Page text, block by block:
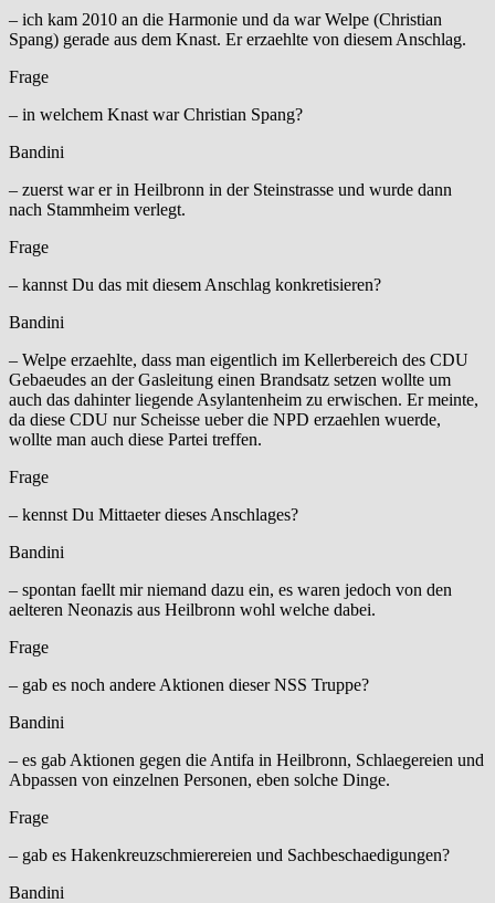
– ich kam 2010 an die Harmonie und da war Welpe (Christian
Spang) gerade aus dem Knast. Er erzaehlte von diesem Anschlag.
Frage
– in welchem Knast war Christian Spang?
Bandini
– zuerst war er in Heilbronn in der Steinstrasse und wurde dann
nach Stammheim verlegt.
Frage
– kannst Du das mit diesem Anschlag konkretisieren?
Bandini
– Welpe erzaehlte, dass man eigentlich im Kellerbereich des CDU
Gebaeudes an der Gasleitung einen Brandsatz setzen wollte um
auch das dahinter liegende Asylantenheim zu erwischen. Er meinte,
da diese CDU nur Scheisse ueber die NPD erzaehlen wuerde,
wollte man auch diese Partei treffen.
Frage
– kennst Du Mittaeter dieses Anschlages?
Bandini
– spontan faellt mir niemand dazu ein, es waren jedoch von den
aelteren Neonazis aus Heilbronn wohl welche dabei.
Frage
– gab es noch andere Aktionen dieser NSS Truppe?
Bandini
– es gab Aktionen gegen die Antifa in Heilbronn, Schlaegereien und
Abpassen von einzelnen Personen, eben solche Dinge.
Frage
– gab es Hakenkreuzschmierereien und Sachbeschaedigungen?
Bandini